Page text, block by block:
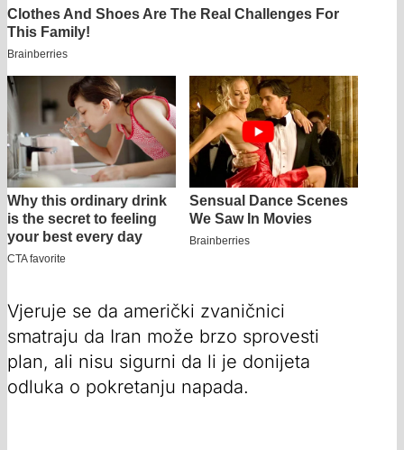
Vjeruje se da američki zvaničnici
smatraju da Iran može brzo sprovesti
plan, ali nisu sigurni da li je donijeta
odluka o pokretanju napada.